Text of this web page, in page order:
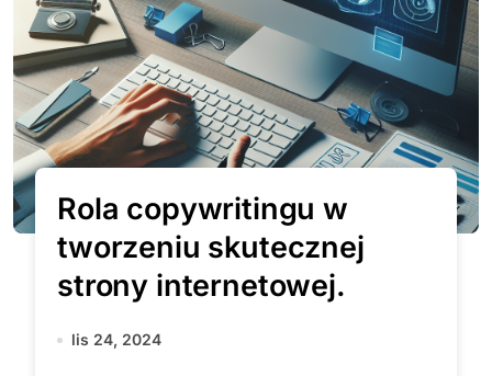
Rola copywritingu w
tworzeniu skutecznej
strony internetowej.
lis 24, 2024